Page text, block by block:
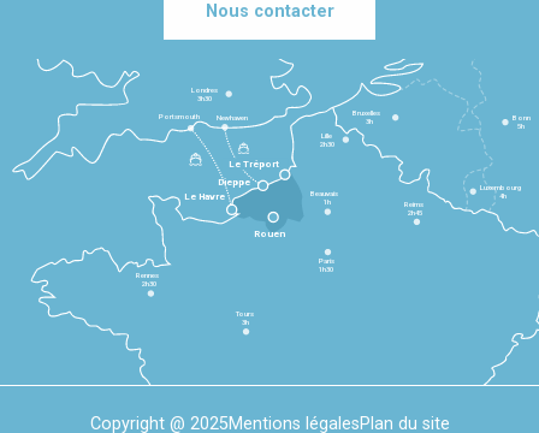
Nous contacter
Le Havre
Dieppe
Le Tréport
Rennes
2h30
Tours
3h
Paris
1h30
Beauvais
1h
Reims
2h45
Lille
2h30
Bruxelles
3h
Londres
3h30
Newhaven
Portsmouth
Bonn
5h
Luxembourg
4h
Rouen
Copyright @ 2025Mentions légalesPlan du site